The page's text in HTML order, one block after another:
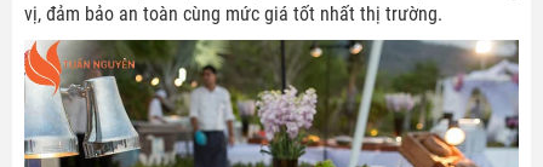
vị, đảm bảo an toàn cùng mức giá tốt nhất thị trường.